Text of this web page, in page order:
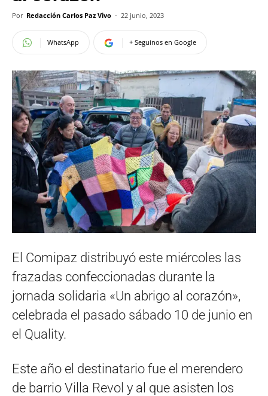
Por Redacción Carlos Paz Vivo - 22 junio, 2023
WhatsApp + Seguinos en Google
El Comipaz distribuyó este miércoles las
frazadas confeccionadas durante la
jornada solidaria «Un abrigo al corazón»,
celebrada el pasado sábado 10 de junio en
el Quality.
Este año el destinatario fue el merendero
de barrio Villa Revol y al que asisten los